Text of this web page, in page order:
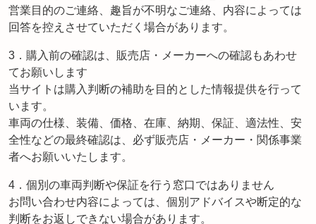
営業目的のご連絡、趣旨が不明なご連絡、内容によっては
回答を控えさせていただく場合があります。
3．購入前の確認は、販売店・メーカーへの確認もあわせ
てお願いします
当サイトは購入判断の補助を目的とした情報提供を行って
います。
車両の仕様、装備、価格、在庫、納期、保証、適法性、安
全性などの最終確認は、必ず販売店・メーカー・関係事業
者へお願いいたします。
4．個別の車両判断や保証を行う窓口ではありません
お問い合わせ内容によっては、個別アドバイスや断定的な
判断をお返しできない場合があります。